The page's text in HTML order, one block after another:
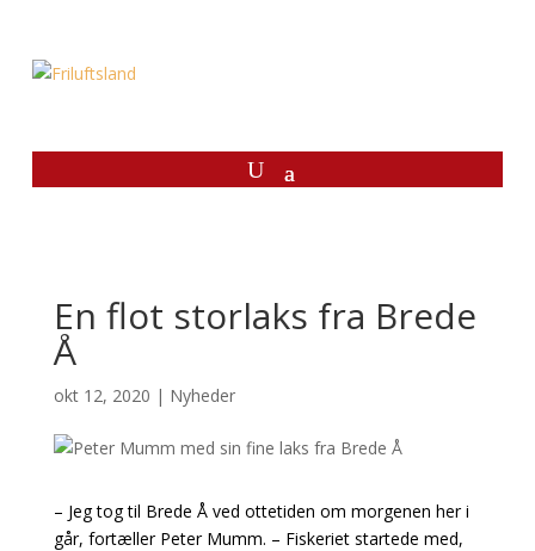
En flot storlaks fra Brede
Å
okt 12, 2020 | Nyheder
– Jeg tog til Brede Å ved ottetiden om morgenen her i
går, fortæller Peter Mumm. – Fiskeriet startede med,